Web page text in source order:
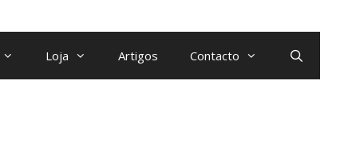
Loja Artigos Contacto